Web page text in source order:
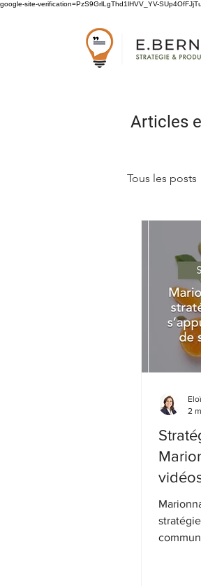
google-site-verification=PzS9GrlLgThd1lHVV_YV-
Articles
Tous les posts
2